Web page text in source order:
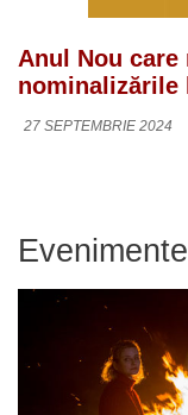
Anul Nou
nominalizările
27 SEPTEMBRIE 2024
Evenimente